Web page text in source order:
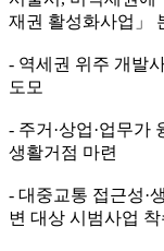
재권 활성화사업」
- 역세권 위주 개발
도모
- 주거·상업·업무가
생활거점 마련
- 대중교통 접근성·
변 대상 시범사업 착